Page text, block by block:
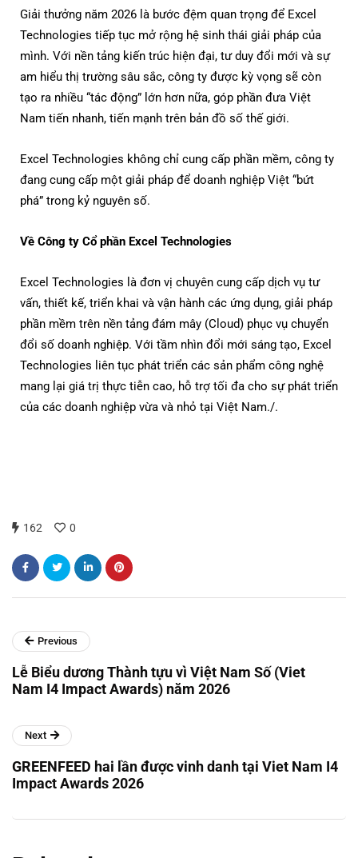
Giải thưởng năm 2026 là bước đệm quan trọng để Excel
Technologies tiếp tục mở rộng hệ sinh thái giải pháp của
mình. Với nền tảng kiến trúc hiện đại, tư duy đổi mới và sự
am hiểu thị trường sâu sắc, công ty được kỳ vọng sẽ còn
tạo ra nhiều “tác động” lớn hơn nữa, góp phần đưa Việt
Nam tiến nhanh, tiến mạnh trên bản đồ số thế giới.
Excel Technologies không chỉ cung cấp phần mềm, công ty
đang cung cấp một giải pháp để doanh nghiệp Việt “bứt
phá” trong kỷ nguyên số.
Về Công ty Cổ phần Excel Technologies
Excel Technologies là đơn vị chuyên cung cấp dịch vụ tư
vấn, thiết kế, triển khai và vận hành các ứng dụng, giải pháp
phần mềm trên nền tảng đám mây (Cloud) phục vụ chuyển
đổi số doanh nghiệp. Với tầm nhìn đổi mới sáng tạo, Excel
Technologies liên tục phát triển các sản phẩm công nghệ
mang lại giá trị thực tiễn cao, hỗ trợ tối đa cho sự phát triển
của các doanh nghiệp vừa và nhỏ tại Việt Nam./.
162 0
Previous
Lễ Biểu dương Thành tựu vì Việt Nam Số (Viet
Nam I4 Impact Awards) năm 2026
Next
GREENFEED hai lần được vinh danh tại Viet Nam I4
Impact Awards 2026